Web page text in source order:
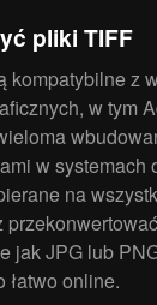
pliki TIFF
kompatybilne z
w tym
w systemach
na
jak JPG lub
łatwo online.